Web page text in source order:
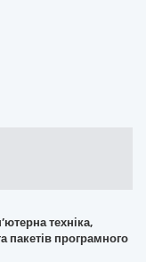
техніка,
пакетів програмного